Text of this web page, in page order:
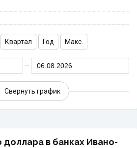
Квартал Год Макс.
06.08.2026
Свернуть график
доллара в банках Ивано-